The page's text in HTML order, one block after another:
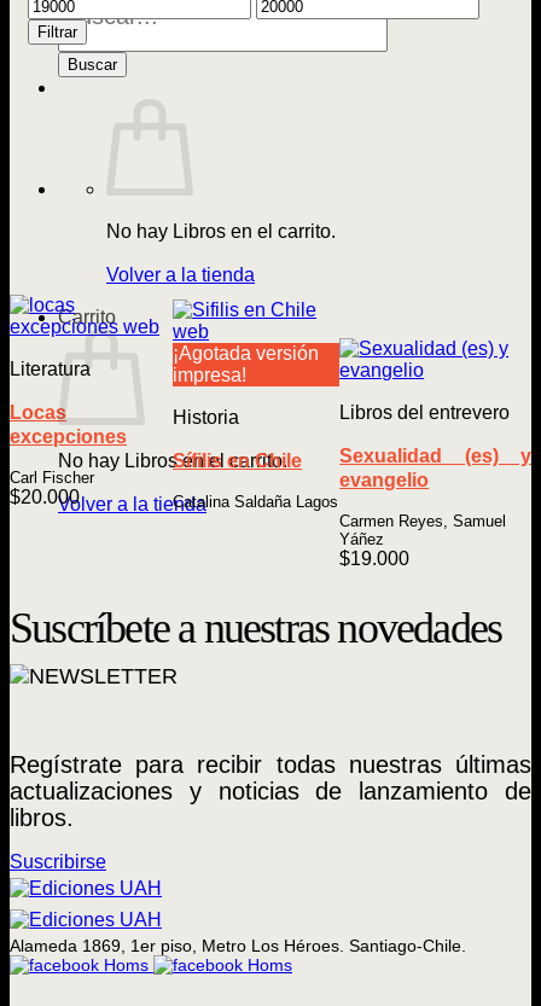
de
Libros
Buscar
No hay Libros en el carrito.
Volver a la tienda
Carrito
No hay Libros en el carrito.
Volver a la tienda
mínimo
máximo
Filtrar
Literatura
Locas
excepciones
Carl Fischer
$20.000
¡Agotada versión
impresa!
Historia
Sífilis en Chile
Catalina Saldaña Lagos
Libros del entrevero
Sexualidad (es) y
evangelio
Carmen Reyes, Samuel
Yáñez
$19.000
Suscríbete a nuestras novedades
Regístrate para recibir todas nuestras últimas
actualizaciones y noticias de lanzamiento de
libros.
Suscribirse
Alameda 1869, 1er piso, Metro Los Héroes. Santiago-Chile.